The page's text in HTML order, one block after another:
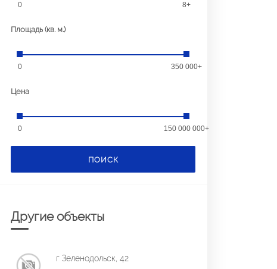
0 8+
Площадь (кв. м.)
0 350 000+
Цена
0 150 000 000+
ПОИСК
Другие объекты
г Зеленодольск, 42